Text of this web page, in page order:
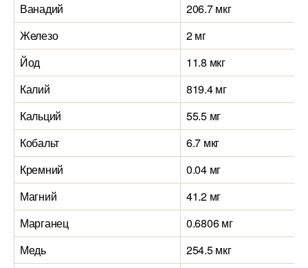
Ванадий
206.7 мкг
Железо
2 мг
Йод
11.8 мкг
Калий
819.4 мг
Кальций
55.5 мг
Кобальт
6.7 мкг
Кремний
0.04 мг
Магний
41.2 мг
Марганец
0.6806 мг
Медь
254.5 мкг